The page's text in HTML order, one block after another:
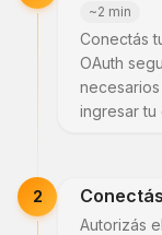
~2 min
Conectás
OAuth
ingresar tu
2
Autorizás